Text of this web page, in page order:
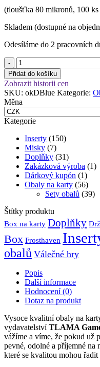
(tloušťka 80 mikronů, 100
Skladem (dostupné na
Odesíláme do 2 pracovních
Obaly
na
karty
Diamond
Blue:
European
Standard
(59x92
mm)
množství
Přidat do košíku
Zobrazit historii cen
SKU: okDBlue Kategorie:
Měna
Kategorie
Inserty (150)
Misky (7)
Doplňky (31)
Zakázková výroba (1)
Dárkový kupón (1)
Obaly na karty (56)
Sety obalů (39)
Štítky produktu
Box na karty Doplňky
Box Frosthaven
obalů Válečné hry
Popis
Další informace
Hodnocení (0)
Dotaz na produkt
Vysoce kvalitní obaly na
vydavatelstvíTLAMA
vážíme a víme, že pokud už
pevné, odolné a příjemné na
které se kvalitou mohou řadit